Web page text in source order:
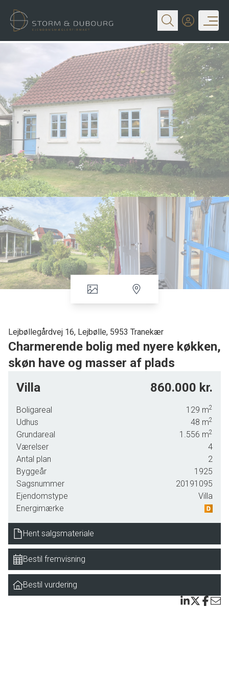
Lejbøllegårdvej 16, Lejbølle, 5953 Tranekær
Charmerende bolig med nyere køkken,
skøn have og masser af plads
ejendom, der kombinerer charme, funktionalitet og en smuk
køkken, flotte gulve og en fantastisk udestue – alt sammen
indrammet af en dejlig grund med valnøddetræ og en
hyggelige terrasse.
Fra entréen er der adgang til et pænt badeværelse med
bruseniche, hvide badeelementer, fine marmorklinker og el-
gulvvarme. Husets hjerte er det skønne køkken/alrum fra
ca. 2012, lyst køkken med hvid emhætte, opvaskemaskine
samt hvid køle- og fryseskab indgår. Her er masser af plads
til madlavning og samvær, og via en terrassedør er der
direkte adgang til en dejlig terrasse og have.
I den hyggelige stue er der nyere bræddegulve, som giver
et lyst og indbydende udtryk. Derudover rummer stueplan
et bryggers med vaskemaskine, et ekstra gæsteværelse
med udgang til terrasse, samt direkte adgang til garage,
Villa 860.000 kr.
Boligareal 129 m2
Udhus 48 m2
Grundareal 1.556 m2
Værelser
4
Antal plan
2
Byggeår
1925
Sagsnummer
20191095
Ejendomstype
Villa
Energimærke
Hent salgsmateriale
Bestil fremvisning
Bestil vurdering